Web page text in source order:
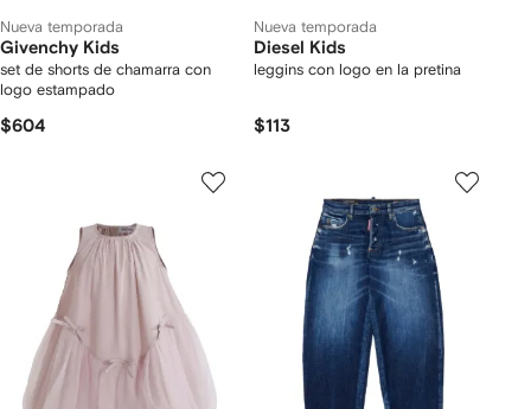
Nueva temporada
Givenchy Kids
set de shorts de chamarra con
logo estampado
$604
Nueva temporada
Diesel Kids
leggins con logo en la pretina
$113